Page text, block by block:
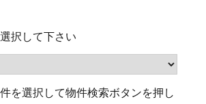
択して下さい
を選択して物件検索ボタンを押し